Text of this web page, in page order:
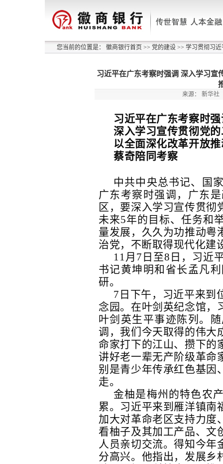
您当前的位置是： 徽商银行首页 >> 党的建设 >> 学习贯彻习
习近平在广东考察时强调 深入学习宣
来源： 新华社